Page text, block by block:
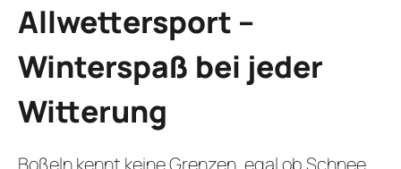
Allwettersport –
Winterspaß bei jeder
Witterung